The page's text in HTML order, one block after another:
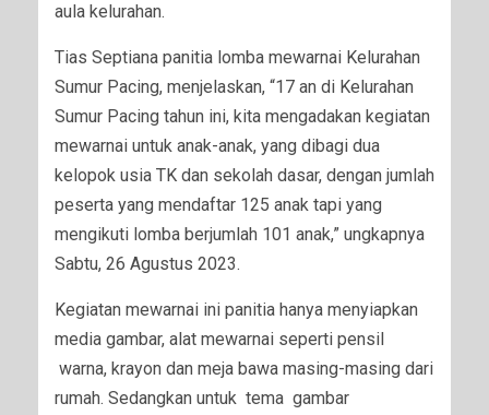
aula kelurahan.
Tias Septiana panitia lomba mewarnai Kelurahan
Sumur Pacing, menjelaskan, “17 an di Kelurahan
Sumur Pacing tahun ini, kita mengadakan kegiatan
mewarnai untuk anak-anak, yang dibagi dua
kelopok usia TK dan sekolah dasar, dengan jumlah
peserta yang mendaftar 125 anak tapi yang
mengikuti lomba berjumlah 101 anak,” ungkapnya
Sabtu, 26 Agustus 2023.
Kegiatan mewarnai ini panitia hanya menyiapkan
media gambar, alat mewarnai seperti pensil
warna, krayon dan meja bawa masing-masing dari
rumah. Sedangkan untuk tema gambar